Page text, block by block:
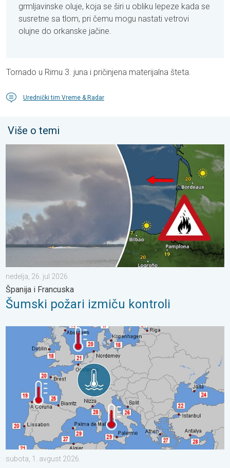
grmljavinske oluje, koja se širi u obliku lepeze kada se
susretne sa tlom, pri čemu mogu nastati vetrovi
olujne do orkanske jačine.
Tornado u Rimu 3. juna i pričinjena materijalna šteta.
Urednički tim Vreme & Radar
Više o temi
Šumski požari izmiču kontroli. Španija i Francuska. . . nedelja,
nedelja, 26. jul 2026.
Španija i Francuska
Šumski požari izmiču kontroli
Neobično topla mora oko Evrope. Temperatura vode do
subota, 1. avgust 2026.